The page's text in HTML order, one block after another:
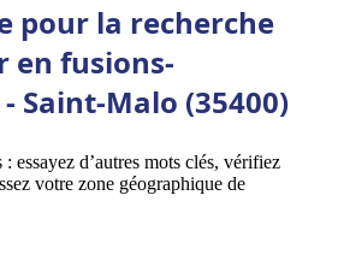
pour la recherche
en fusions-
Saint-Malo (35400)
essayez d’autres mots clés, vérifiez
votre zone géographique de